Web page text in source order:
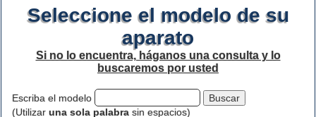
Seleccione el modelo de su
aparato
Si no lo encuentra, háganos una consulta y lo
buscaremos por usted
Escriba el modelo
(Utilizar una sola palabra sin espacios)